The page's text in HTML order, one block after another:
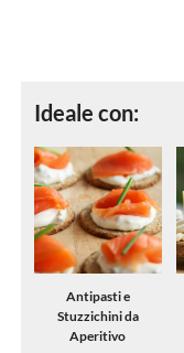
Ideale con:
Antipasti e
Stuzzichini da
Aperitivo